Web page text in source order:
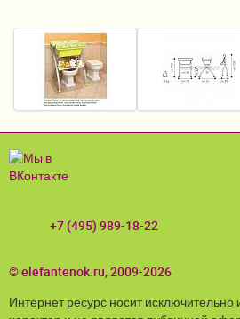
Качели, шезлонги
Манежи
Ходунки и прыгунки
Принадлежности для выписки
Сумки для мам и детей
Кенгуру и слинги
+7 (495) 989-18-22
© elefantenok.ru, 2009-2026
Интернет ресурс носит